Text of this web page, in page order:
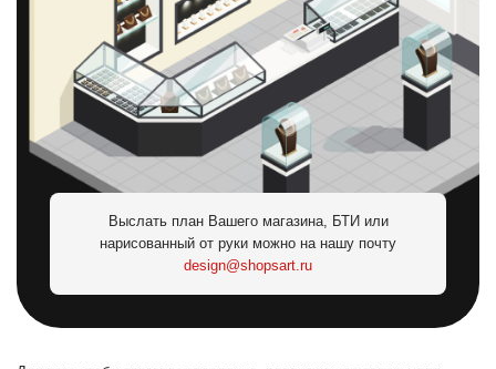
Выслать план Вашего магазина, БТИ или
нарисованный от руки можно на нашу почту
design@shopsart.ru